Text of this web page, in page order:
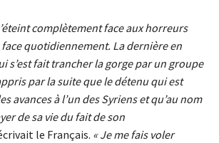
complètement face aux horreurs
quotidiennement. La dernière en
s’est fait trancher la gorge par un groupe
par la suite que le détenu qui est
avances à l’un des Syriens et qu’au nom
de sa vie du fait de son
le Français. « Je me fais voler